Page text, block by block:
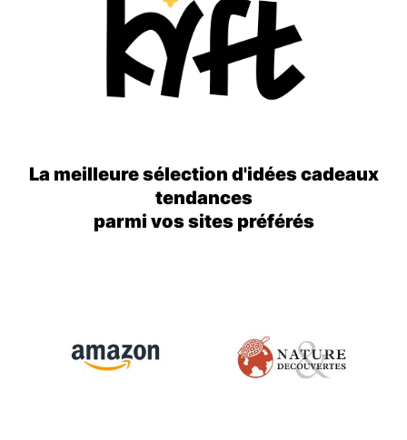
La meilleure sélection d'idées cadeaux
tendances
parmi vos sites préférés